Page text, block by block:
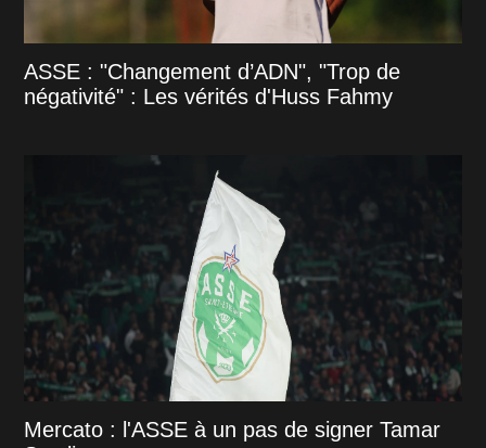
ASSE : "Changement d’ADN", "Trop de
négativité" : Les vérités d'Huss Fahmy
Mercato : l'ASSE à un pas de signer Tamar